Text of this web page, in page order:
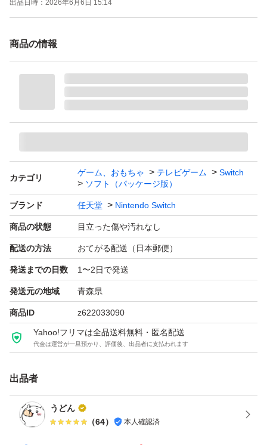
出品日時： 2026年6月6日 15:14
商品の情報
カテゴリ
ゲーム、おもちゃ テレビゲーム
Switch
ソフト（パッケージ版）
ブランド 任天堂 Nintendo Switch
商品の状態 目立った傷や汚れなし
配送の方法 おてがる配送（日本郵便）
発送までの日数 1〜2日で発送
発送元の地域 青森県
商品ID z622033090
Yahoo!フリマは全品送料無料・匿名配送
代金は運営が一旦預かり、評価後、出品者に支払われます
出品者
うどん
（64） 本人確認済